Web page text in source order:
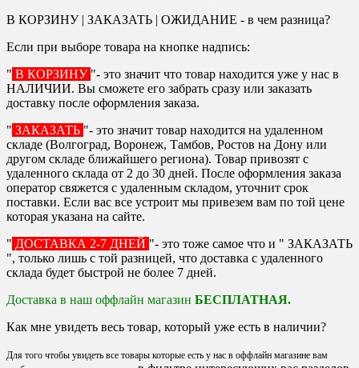
В КОРЗИНУ | ЗАКАЗАТЬ | ОЖИДАНИЕ - в чем разница?
Если при выборе товара на кнопке надпись:
" В КОРЗИНУ "- это значит что товар находится уже у нас в
НАЛИЧИИ. Вы сможете его забрать сразу или заказать
доставку после оформления заказа.
" ЗАКАЗАТЬ "- это значит товар находится на удаленном
складе (Волгоград, Воронеж, Тамбов, Ростов на Дону или
другом складе ближайшего региона). Товар привозят с
удаленного склада от 2 до 30 дней. После оформления заказа
оператор свяжется с удаленным складом, уточнит срок
поставки. Если вас все устроит мы привезем вам по той цене
которая указана на сайте.
" ДОСТАВКА 2-7 ДНЕЙ "- это тоже самое что и " ЗАКАЗАТЬ
", только лишь с той разницей, что доставка с удаленного
склада будет быстрой не более 7 дней.
Доставка в наш оффлайн магазин БЕСПЛАТНАЯ.
Как мне увидеть весь товар, который уже есть в наличии?
Для того чтобы увидеть все товары которые есть у нас в оффлайн магазине вам